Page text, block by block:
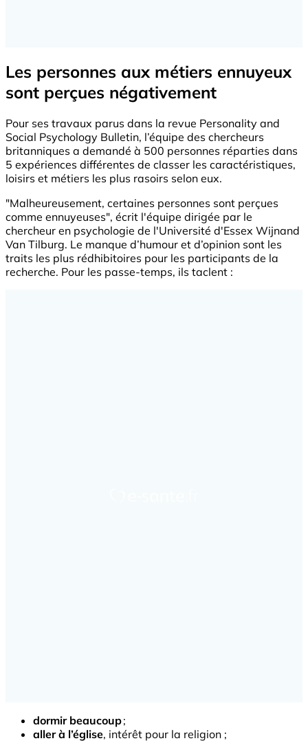
Les personnes aux métiers ennuyeux
sont perçues négativement
Pour ses travaux parus dans la revue Personality and
Social Psychology Bulletin, l’équipe des chercheurs
britanniques a demandé à 500 personnes réparties dans
5 expériences différentes de classer les caractéristiques,
loisirs et métiers les plus rasoirs selon eux.
"Malheureusement, certaines personnes sont perçues
comme ennuyeuses", écrit l'équipe dirigée par le
chercheur en psychologie de l'Université d'Essex Wijnand
Van Tilburg. Le manque d’humour et d’opinion sont les
traits les plus rédhibitoires pour les participants de la
recherche. Pour les passe-temps, ils taclent :
dormir beaucoup;
aller à l’église, intérêt pour la religion ;